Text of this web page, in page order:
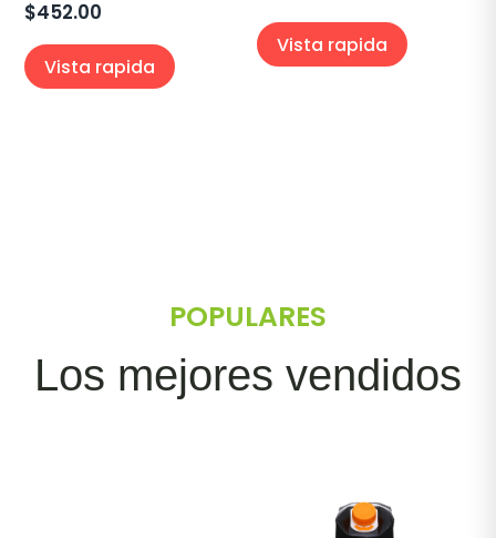
$452.00
Vista rapida
Vista rapida
POPULARES
Los mejores vendidos